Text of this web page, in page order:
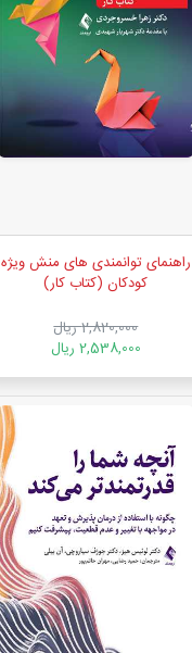
راهنمای توانمندی های منش ویژه
کودکان (کتاب کار)
2,820,000 ریال
2,538,000 ریال